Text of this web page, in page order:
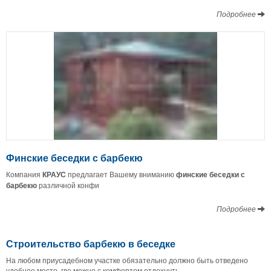
Подробнее
Финские беседки с барбекю
Компания КРАУС предлагает Вашему вниманиюфинские беседки с
барбекюразличной конфи
Подробнее
Строительство барбекю в беседке
На любом приусадебном участке обязательно должно быть отведено